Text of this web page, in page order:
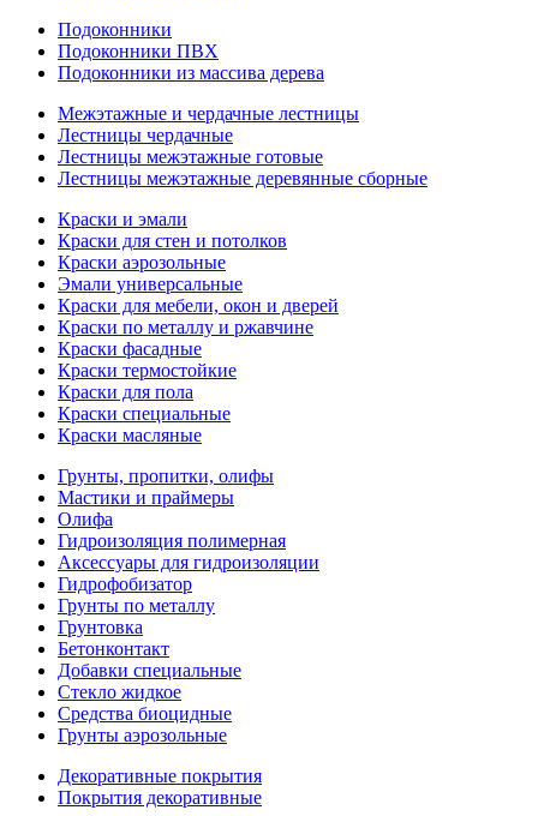
Подоконники
Подоконники ПВХ
Подоконники из массива дерева
Межэтажные и чердачные лестницы
Лестницы чердачные
Лестницы межэтажные готовые
Лестницы межэтажные деревянные сборные
Краски и эмали
Краски для стен и потолков
Краски аэрозольные
Эмали универсальные
Краски для мебели, окон и дверей
Краски по металлу и ржавчине
Краски фасадные
Краски термостойкие
Краски для пола
Краски специальные
Краски масляные
Грунты, пропитки, олифы
Мастики и праймеры
Олифа
Гидроизоляция полимерная
Аксессуары для гидроизоляции
Гидрофобизатор
Грунты по металлу
Грунтовка
Бетонконтакт
Добавки специальные
Стекло жидкое
Средства биоцидные
Грунты аэрозольные
Декоративные покрытия
Покрытия декоративные